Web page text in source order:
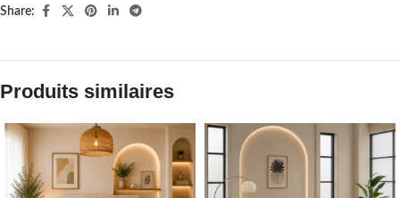
Share:
Produits similaires